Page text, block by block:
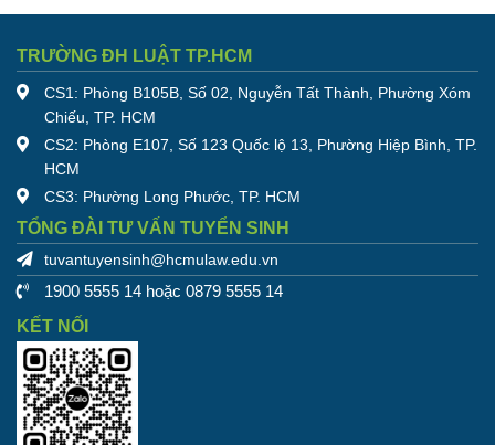
TRƯỜNG ĐH LUẬT TP.HCM
CS1: Phòng B105B, Số 02, Nguyễn Tất Thành, Phường Xóm
Chiếu, TP. HCM
CS2: Phòng E107, Số 123 Quốc lộ 13, Phường Hiệp Bình, TP.
HCM
CS3: Phường Long Phước, TP. HCM
TỔNG ĐÀI TƯ VẤN TUYỂN SINH
tuvantuyensinh@hcmulaw.edu.vn
1900 5555 14 hoặc 0879 5555 14
KẾT NỐI